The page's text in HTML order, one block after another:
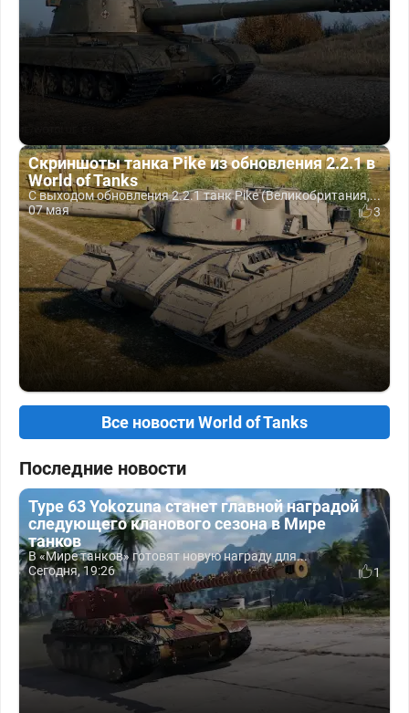
Скриншоты танка Pike из обновления 2.2.1 в
World of Tanks
С выходом обновления 2.2.1 танк Pike (Великобритания,...
07 мая
3
Все новости World of Tanks
Последние новости
Type 63 Yokozuna станет главной наградой
следующего кланового сезона в Мире
танков
В «Мире танков» готовят новую награду для...
Сегодня, 19:26
1